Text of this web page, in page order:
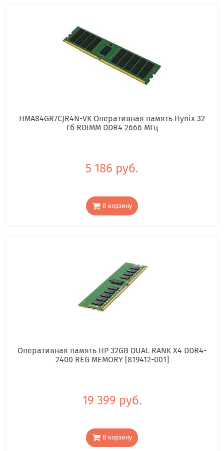
HMA84GR7CJR4N-VK Оперативная память Hynix 32
Гб RDIMM DDR4 2666 МГц
5 186 руб.
В корзину
Оперативная память HP 32GB DUAL RANK X4 DDR4-
2400 REG MEMORY [819412-001]
19 399 руб.
В корзину